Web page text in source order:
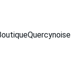
Quercynoise